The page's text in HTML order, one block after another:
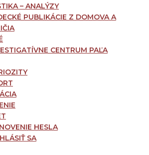
– ANALÝZY
PUBLIKÁCIE Z DOMOVA A
CENTRUM PAĽA
HESLA
SA